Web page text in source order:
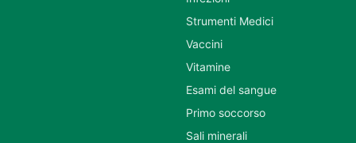
Strumenti Medici
Vaccini
Vitamine
Esami del sangue
Primo soccorso
Sali minerali